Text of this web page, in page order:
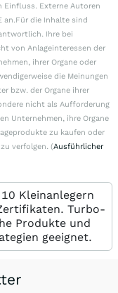
Einfluss. Externe Autoren
an.Für die Inhalte sind
Ihre bei
von Anlageinteressen der
ihrer Organe oder
die Meinungen
bzw. der Organe ihrer
nicht als Aufforderung
Unternehmen, ihre Organe
zu kaufen oder
verfolgen. (Ausführlicher
Kleinanlegern
Turbo-
Produkte und
geeignet.